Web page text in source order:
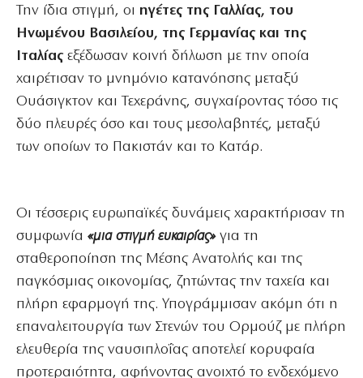
Την ίδια στιγμή, οι ηγέτες της Γαλλίας, του
Ηνωμένου Βασιλείου, της Γερμανίας και της
Ιταλίας εξέδωσαν κοινή δήλωση με την οποία
χαιρέτισαν το μνημόνιο κατανόησης μεταξύ
Ουάσιγκτον και Τεχεράνης, συγχαίροντας τόσο τις
δύο πλευρές όσο και τους μεσολαβητές, μεταξύ
των οποίων το Πακιστάν και το Κατάρ.
Οι τέσσερις ευρωπαϊκές δυνάμεις χαρακτήρισαν τη
συμφωνία «μια στιγμή ευκαιρίας»για τη
σταθεροποίηση της Μέσης Ανατολής και της
παγκόσμιας οικονομίας, ζητώντας την ταχεία και
πλήρη εφαρμογή της. Υπογράμμισαν ακόμη ότι η
επαναλειτουργία των Στενών του Ορμούζ με πλήρη
ελευθερία της ναυσιπλοΐας αποτελεί κορυφαία
προτεραιότητα, αφήνοντας ανοιχτό το ενδεχόμενο